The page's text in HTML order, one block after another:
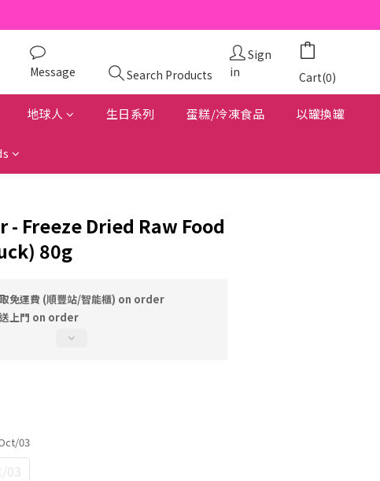
多)
Message Search Products
Sign
in
Cart(0)
地球人 生日系列 蛋糕/冷凍食品 以罐換罐
- Freeze Dried Raw Food
80g
免運費 (順豐站/智能櫃) on order
上門 on order
03
03